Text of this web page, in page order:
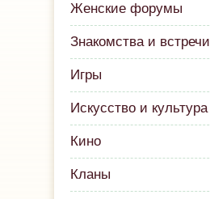
Женские форумы
Знакомства и встречи
Игры
Искусство и культура
Кино
Кланы